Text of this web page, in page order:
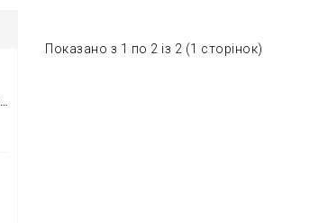
Багатоцільове металеве кільце з гачком
Показано з 1 по 2 із 2 (1 сторінок)